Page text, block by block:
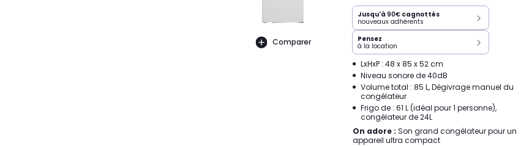
Comparer
Jusqu'à 90€ cagnottés
nouveaux adhérents
Pensez
à la location
LxHxP : 48 x 85 x 52 cm
Niveau sonore de 40dB
Volume total : 85 L, Dégivrage manuel du
congélateur
Frigo de : 61 L (idéal pour 1 personne),
congélateur de 24L
On adore : Son grand congélateur pour un
appareil ultra compact